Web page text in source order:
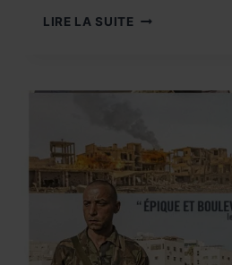
LIRE LA SUITE FESTIVAL
DE
:
52ᵉ
ÉDITION
QUI
LE
RÊVE